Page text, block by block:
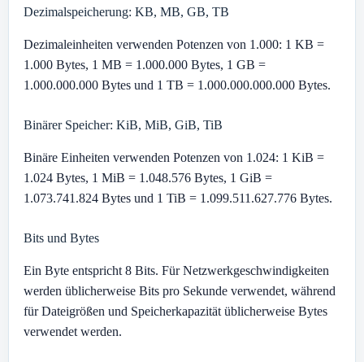
Dezimalspeicherung: KB, MB, GB, TB
Dezimaleinheiten verwenden Potenzen von 1.000: 1 KB =
1.000 Bytes, 1 MB = 1.000.000 Bytes, 1 GB =
1.000.000.000 Bytes und 1 TB = 1.000.000.000.000 Bytes.
Binärer Speicher: KiB, MiB, GiB, TiB
Binäre Einheiten verwenden Potenzen von 1.024: 1 KiB =
1.024 Bytes, 1 MiB = 1.048.576 Bytes, 1 GiB =
1.073.741.824 Bytes und 1 TiB = 1.099.511.627.776 Bytes.
Bits und Bytes
Ein Byte entspricht 8 Bits. Für Netzwerkgeschwindigkeiten
werden üblicherweise Bits pro Sekunde verwendet, während
für Dateigrößen und Speicherkapazität üblicherweise Bytes
verwendet werden.